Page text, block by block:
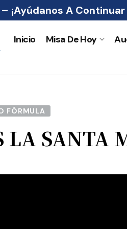
– ¡Ayúdanos A
Inicio Misa De Hoy
FÓRMULA
LA SANTA